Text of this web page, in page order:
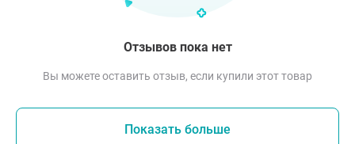
Отзывов пока нет
Вы можете оставить отзыв, если купили этот товар
Показать больше